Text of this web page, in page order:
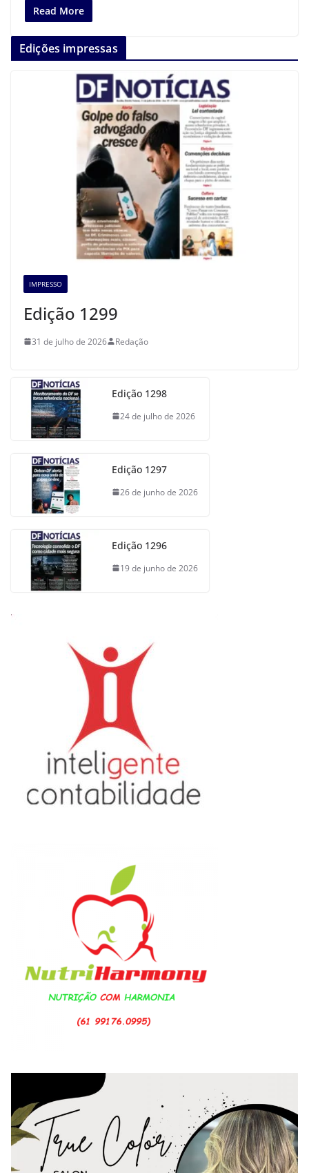
Read More
Edições impressas
IMPRESSO
Edição 1299
31 de julho de 2026 Redação
Edição 1298
24 de julho de 2026
Edição 1297
26 de junho de 2026
Edição 1296
19 de junho de 2026